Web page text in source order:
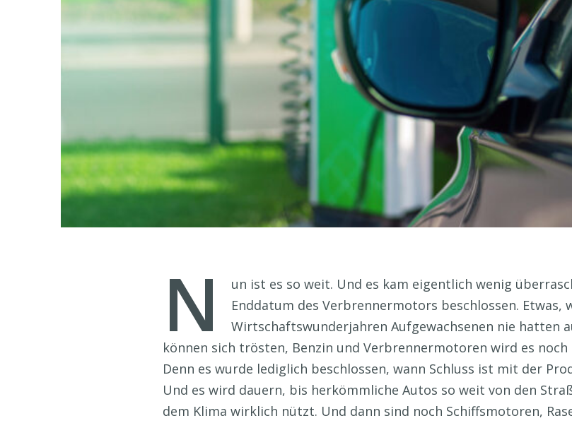
N
un ist es so weit. Und es kam eigentlich wenig
Enddatum des Verbrennermotors beschlossen. Etwas,
Wirtschaftswunderjahren Aufgewachsenen nie hatten
können sich trösten, Benzin und Verbrennermotoren wird es noch
Denn es wurde lediglich beschlossen, wann Schluss ist mit der
Und es wird dauern, bis herkömmliche Autos so weit von den
dem Klima wirklich nützt. Und dann sind noch Schiffsmotoren,